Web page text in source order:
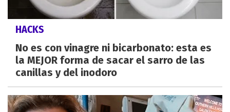
HACKS
No es con vinagre ni bicarbonato: esta es
la MEJOR forma de sacar el sarro de las
canillas y del inodoro